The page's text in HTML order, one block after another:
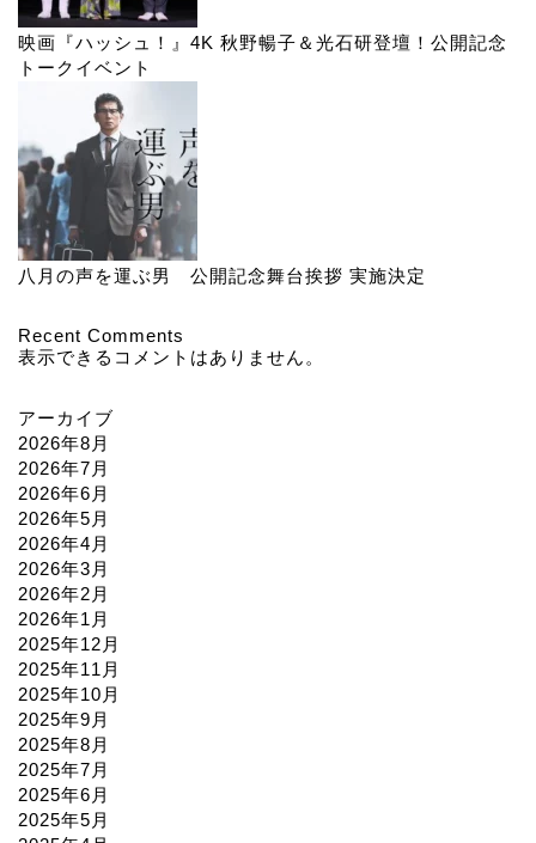
映画『ハッシュ！』4K 秋野暢子＆光石研登壇！公開記念
トークイベント
八月の声を運ぶ男 公開記念舞台挨拶 実施決定
Recent Comments
表示できるコメントはありません。
アーカイブ
2026年8月
2026年7月
2026年6月
2026年5月
2026年4月
2026年3月
2026年2月
2026年1月
2025年12月
2025年11月
2025年10月
2025年9月
2025年8月
2025年7月
2025年6月
2025年5月